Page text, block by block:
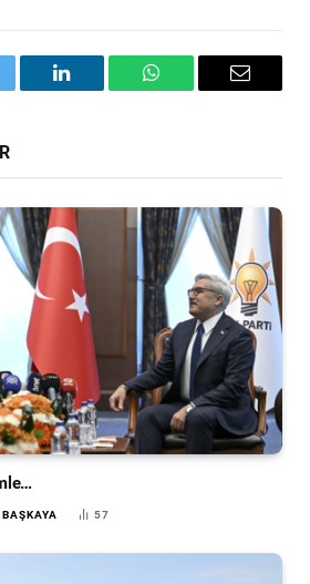
LinkedIn WhatsAppEmail
BAŞKAYA 57